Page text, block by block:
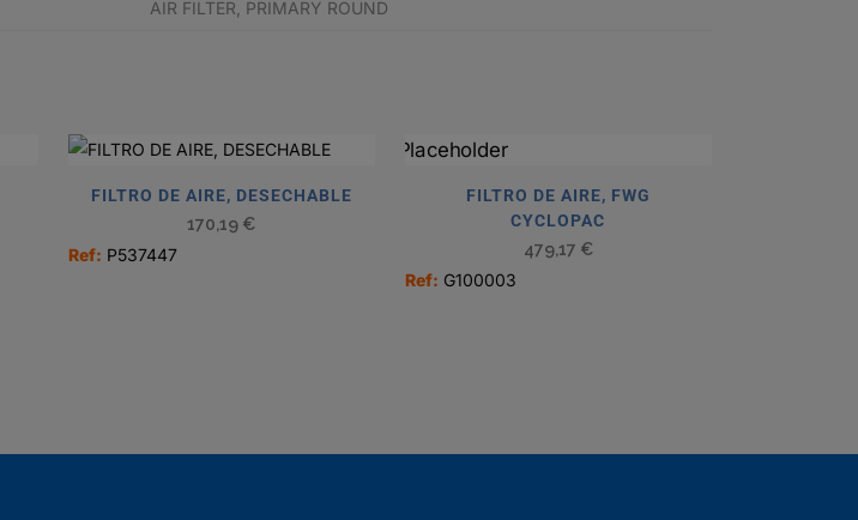
AIR FILTER, PRIMARY ROUND
FILTRO DE AIRE, DESECHABLE
170,19 €
Ref: P537447
FILTRO DE AIRE, FWG
CYCLOPAC
479,17 €
Ref: G100003